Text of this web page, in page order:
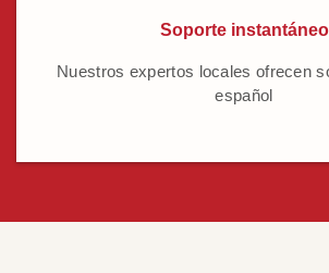
Soporte instantáneo
Nuestros expertos locales ofrecen
español